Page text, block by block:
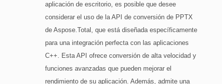
aplicación de escritorio, es posible que desee
considerar el uso de la API de conversión de PPTX
de Aspose.Total, que está diseñada específicamente
para una integración perfecta con las aplicaciones
C++. Esta API ofrece conversión de alta velocidad y
funciones avanzadas que pueden mejorar el
rendimiento de su aplicación. Además, admite una